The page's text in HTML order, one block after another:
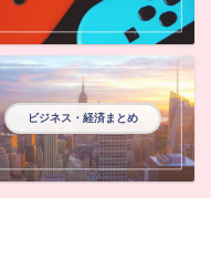
ビジネス・経済まとめ